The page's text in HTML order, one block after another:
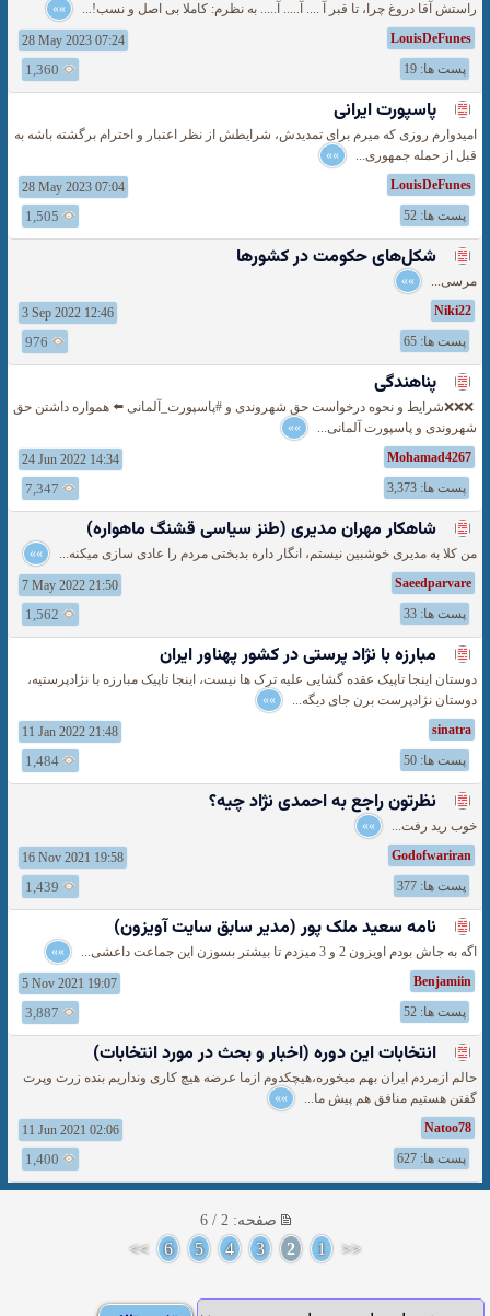
راستش آقا دروغ چرا، تا قبر آ .... آ..... آ..... به نظرم: کاملا بی اصل و نسب!... »»
LouisDeFunes
28 May 2023 07:24
پست ها: 19
1,360
پاسپورت ایرانی
امیدوارم روزی که میرم برای تمدیدش، شرایطش از نظر اعتبار و احترام برگشته باشه به
قبل از حمله جمهوری... »»
LouisDeFunes
28 May 2023 07:04
پست ها: 52
1,505
شکل‌های حکومت در کشورها
مرسی... »»
Niki22
3 Sep 2022 12:46
پست ها: 65
976
پناهندگی
‍ ❌❌❌شرایط و نحوه درخواست حق شهروندی و #پاسپورت_آلمانی ⬅️ همواره داشتن حق
شهروندی و پاسپورت آلمانی... »»
Mohamad4267
24 Jun 2022 14:34
پست ها: 3,373
7,347
شاهكار مهران مدیری (طنز سیاسی قشنگ ماهواره)
من کلا به مدیری خوشبین نیستم، انگار داره بدبختی مردم را عادی سازی میکنه... »»
Saeedparvare
7 May 2022 21:50
پست ها: 33
1,562
مبارزه با نژاد پرستی در كشور پهناور ایران
دوستان اینجا تاپیک عقده گشایی علیه ترک ها نیست، اینجا تاپیک مبارزه با نژادپرستیه،
دوستان نژادپرست برن جای دیگه... »»
sinatra
11 Jan 2022 21:48
پست ها: 50
1,484
نظرتون راجع به احمدی نژاد چیه؟
خوب رید رفت... »»
Godofwariran
16 Nov 2021 19:58
پست ها: 377
1,439
نامه سعید ملک پور (مدیر سابق سایت آویزون)
اگه به جاش بودم اویزون 2 و 3 میزدم تا بیشتر بسوزن این جماعت داعشی...
»»
Benjamiin
5 Nov 2021 19:07
پست ها: 52
3,887
انتخابات این دوره (اخبار و بحث در مورد انتخابات)
حالم ازمردم ایران بهم میخوره،هیچکدوم ازما عرضه هیچ کاری ونداریم بنده زرت وپرت
گفتن هستیم منافق هم پیش ما... »»
Natoo78
11 Jun 2021 02:06
پست ها: 627
1,400
صفحه: 2 / 6
<<
1
2
3
4
5
6
>>